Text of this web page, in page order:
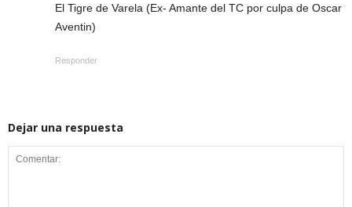
El Tigre de Varela (Ex- Amante del TC por culpa de Oscar
Aventin)
Responder
Dejar una respuesta